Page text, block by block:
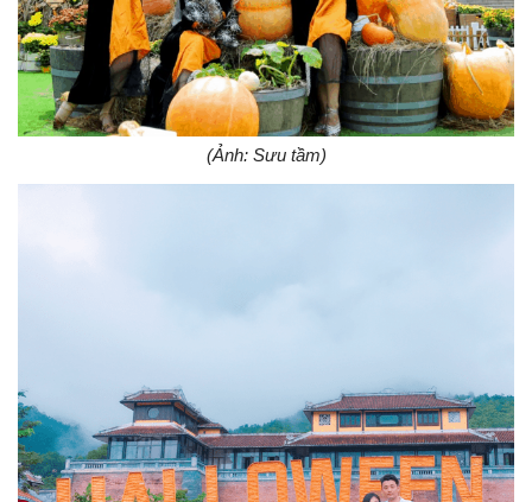
(Ảnh: Sưu tầm)